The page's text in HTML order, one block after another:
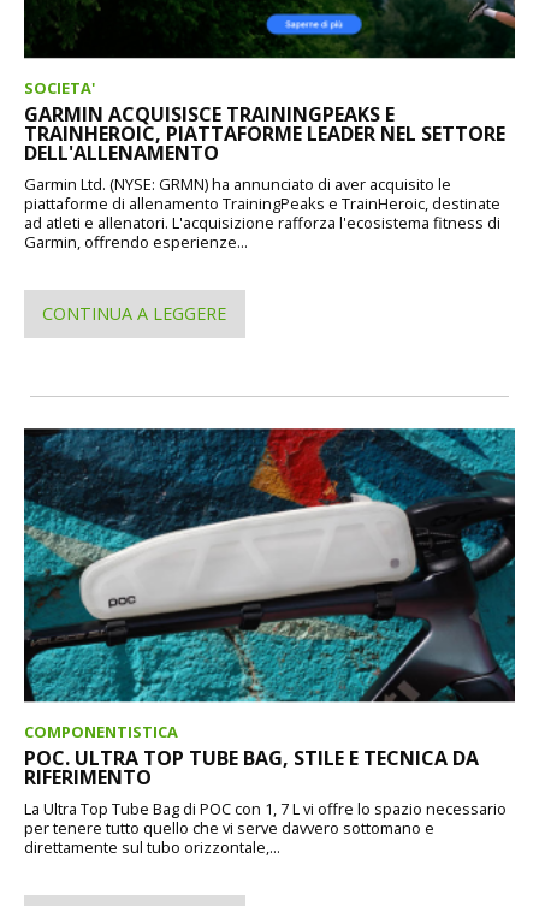
SOCIETA'
GARMIN ACQUISISCE TRAININGPEAKS E
TRAINHEROIC, PIATTAFORME LEADER NEL SETTORE
DELL'ALLENAMENTO
Garmin Ltd. (NYSE: GRMN) ha annunciato di aver acquisito le
piattaforme di allenamento TrainingPeaks e TrainHeroic, destinate
ad atleti e allenatori. L'acquisizione rafforza l'ecosistema fitness di
Garmin, offrendo esperienze...
CONTINUA A LEGGERE
COMPONENTISTICA
POC. ULTRA TOP TUBE BAG, STILE E TECNICA DA
RIFERIMENTO
La Ultra Top Tube Bag di POC con 1, 7 L vi offre lo spazio necessario
per tenere tutto quello che vi serve davvero sottomano e
direttamente sul tubo orizzontale,...